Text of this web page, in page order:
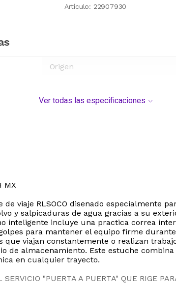
Artículo: 22907930
Origen
Ver todas las especificaciones
MX
viaje RLSOCO disenado especialmente
y salpicaduras de agua gracias a su
inteligente incluye una practica correa
para mantener el equipo firme
que viajan constantemente o realizan
de almacenamiento. Este estuche
en cualquier trayecto.
"PUERTA A PUERTA" QUE RIGE